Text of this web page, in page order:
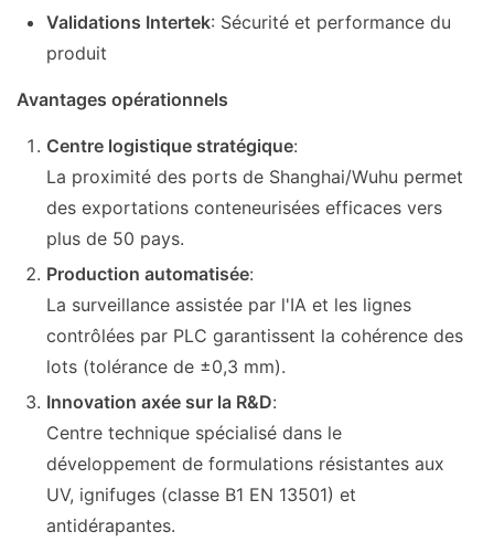
Validations Intertek: Sécurité et performance du
produit
Avantages opérationnels
Centre logistique stratégique:
La proximité des ports de Shanghai/Wuhu permet
des exportations conteneurisées efficaces vers
plus de 50 pays.
Production automatisée:
La surveillance assistée par l'IA et les lignes
contrôlées par PLC garantissent la cohérence des
lots (tolérance de ±0,3 mm).
Innovation axée sur la R&D:
Centre technique spécialisé dans le
développement de formulations résistantes aux
UV, ignifuges (classe B1 EN 13501) et
antidérapantes.